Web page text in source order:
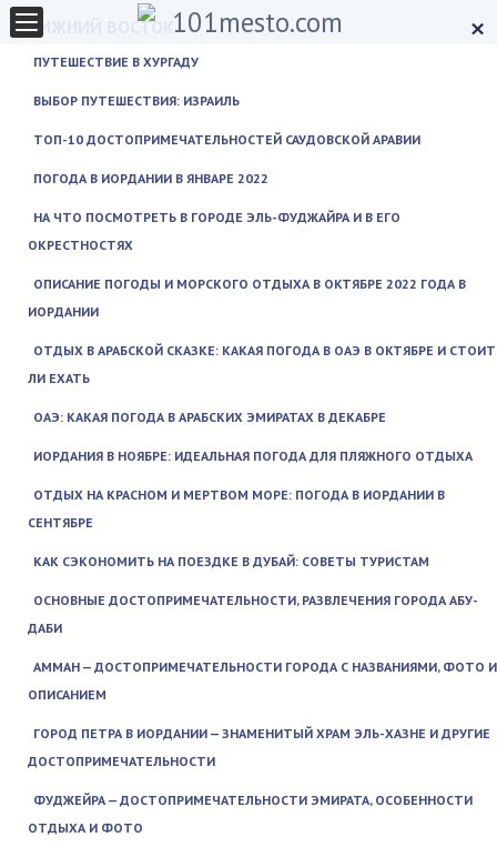
×
БЛИЖНИЙ ВОСТОК
ПУТЕШЕСТВИЕ В ХУРГАДУ
ВЫБОР ПУТЕШЕСТВИЯ: ИЗРАИЛЬ
ТОП-10 ДОСТОПРИМЕЧАТЕЛЬНОСТЕЙ САУДОВСКОЙ АРАВИИ
ПОГОДА В ИОРДАНИИ В ЯНВАРЕ 2022
НА ЧТО ПОСМОТРЕТЬ В ГОРОДЕ ЭЛЬ-ФУДЖАЙРА И В ЕГО
ОКРЕСТНОСТЯХ
ОПИСАНИЕ ПОГОДЫ И МОРСКОГО ОТДЫХА В ОКТЯБРЕ 2022 ГОДА В
ИОРДАНИИ
ОТДЫХ В АРАБСКОЙ СКАЗКЕ: КАКАЯ ПОГОДА В ОАЭ В ОКТЯБРЕ И СТОИТ
ЛИ ЕХАТЬ
ОАЭ: КАКАЯ ПОГОДА В АРАБСКИХ ЭМИРАТАХ В ДЕКАБРЕ
ИОРДАНИЯ В НОЯБРЕ: ИДЕАЛЬНАЯ ПОГОДА ДЛЯ ПЛЯЖНОГО ОТДЫХА
ОТДЫХ НА КРАСНОМ И МЕРТВОМ МОРЕ: ПОГОДА В ИОРДАНИИ В
СЕНТЯБРЕ
КАК СЭКОНОМИТЬ НА ПОЕЗДКЕ В ДУБАЙ: СОВЕТЫ ТУРИСТАМ
ОСНОВНЫЕ ДОСТОПРИМЕЧАТЕЛЬНОСТИ, РАЗВЛЕЧЕНИЯ ГОРОДА АБУ-
ДАБИ
АММАН — ДОСТОПРИМЕЧАТЕЛЬНОСТИ ГОРОДА С НАЗВАНИЯМИ, ФОТО И
ОПИСАНИЕМ
ГОРОД ПЕТРА В ИОРДАНИИ — ЗНАМЕНИТЫЙ ХРАМ ЭЛЬ-ХАЗНЕ И ДРУГИЕ
ДОСТОПРИМЕЧАТЕЛЬНОСТИ
ФУДЖЕЙРА — ДОСТОПРИМЕЧАТЕЛЬНОСТИ ЭМИРАТА, ОСОБЕННОСТИ
ОТДЫХА И ФОТО